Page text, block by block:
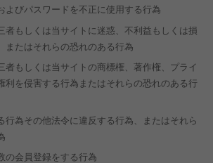
よびパスワードを不正に使用する行為
者もしくは当サイトに迷惑、不利益もしくは損
またはそれらの恐れのある行為
者もしくは当サイトの商標権、著作権、プライ
利を侵害する行為またはそれらの恐れのある行
行為その他法令に違反する行為、またはそれら
の会員登録をする行為